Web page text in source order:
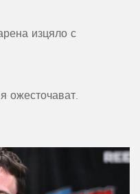
изцяло с
ожесточават.